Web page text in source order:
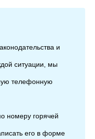
и
ситуации, мы
телефонную
номеру горячей
его в форме